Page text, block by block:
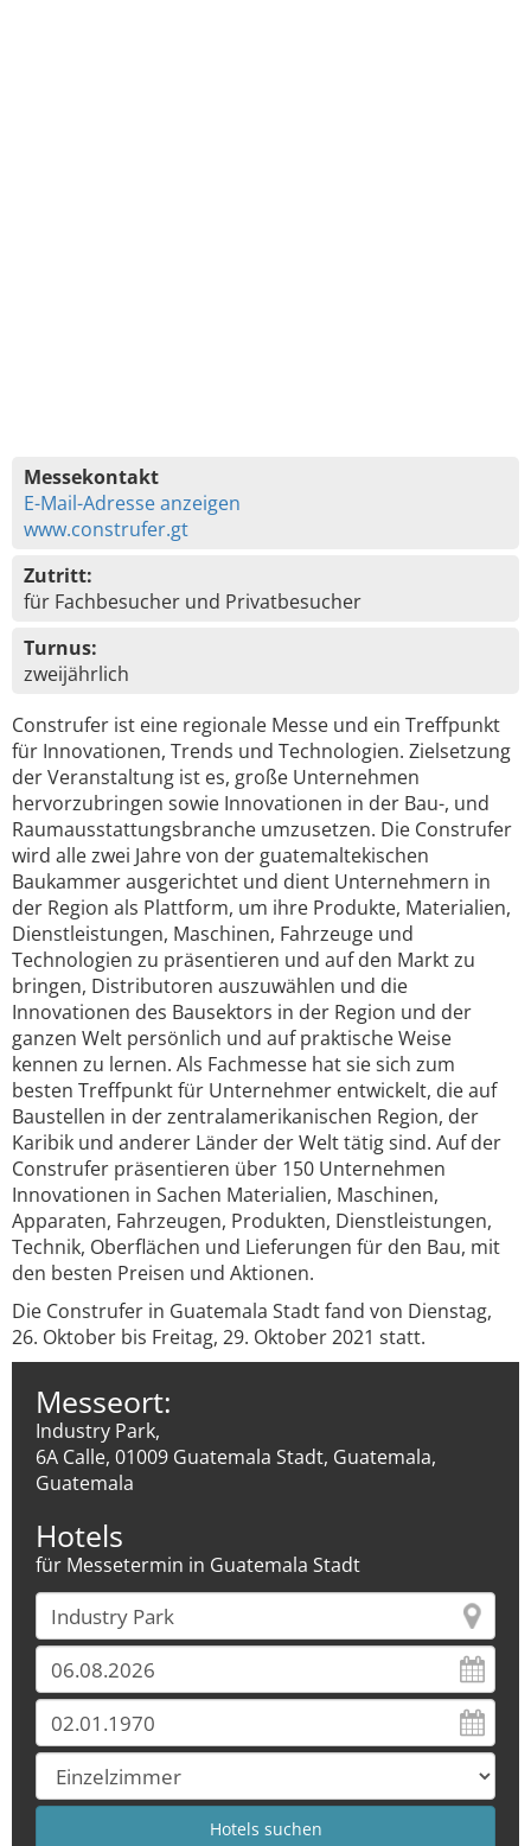
Messekontakt
E-Mail-Adresse anzeigen
www.construfer.gt
Zutritt:
für Fachbesucher und Privatbesucher
Turnus:
zweijährlich
Construfer ist eine regionale Messe und ein Treffpunkt
für Innovationen, Trends und Technologien. Zielsetzung
der Veranstaltung ist es, große Unternehmen
hervorzubringen sowie Innovationen in der Bau-, und
Raumausstattungsbranche umzusetzen. Die Construfer
wird alle zwei Jahre von der guatemaltekischen
Baukammer ausgerichtet und dient Unternehmern in
der Region als Plattform, um ihre Produkte, Materialien,
Dienstleistungen, Maschinen, Fahrzeuge und
Technologien zu präsentieren und auf den Markt zu
bringen, Distributoren auszuwählen und die
Innovationen des Bausektors in der Region und der
ganzen Welt persönlich und auf praktische Weise
kennen zu lernen. Als Fachmesse hat sie sich zum
besten Treffpunkt für Unternehmer entwickelt, die auf
Baustellen in der zentralamerikanischen Region, der
Karibik und anderer Länder der Welt tätig sind. Auf der
Construfer präsentieren über 150 Unternehmen
Innovationen in Sachen Materialien, Maschinen,
Apparaten, Fahrzeugen, Produkten, Dienstleistungen,
Technik, Oberflächen und Lieferungen für den Bau, mit
den besten Preisen und Aktionen.
Die Construfer in Guatemala Stadt fand von Dienstag,
26. Oktober bis Freitag, 29. Oktober 2021 statt.
Messeort:
Industry Park,
6A Calle, 01009 Guatemala Stadt, Guatemala,
Guatemala
Hotels
für Messetermin in Guatemala Stadt